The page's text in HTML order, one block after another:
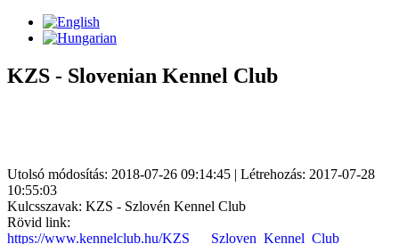
KZS - Slovenian Kennel Club
Utolsó módosítás: 2018-07-26 09:14:45 | Létrehozás: 2017-07-28
10:55:03
Kulcsszavak: KZS - Szlovén Kennel Club
Rövid link:
https://www.kennelclub.hu/KZS___Szloven_Kennel_Club